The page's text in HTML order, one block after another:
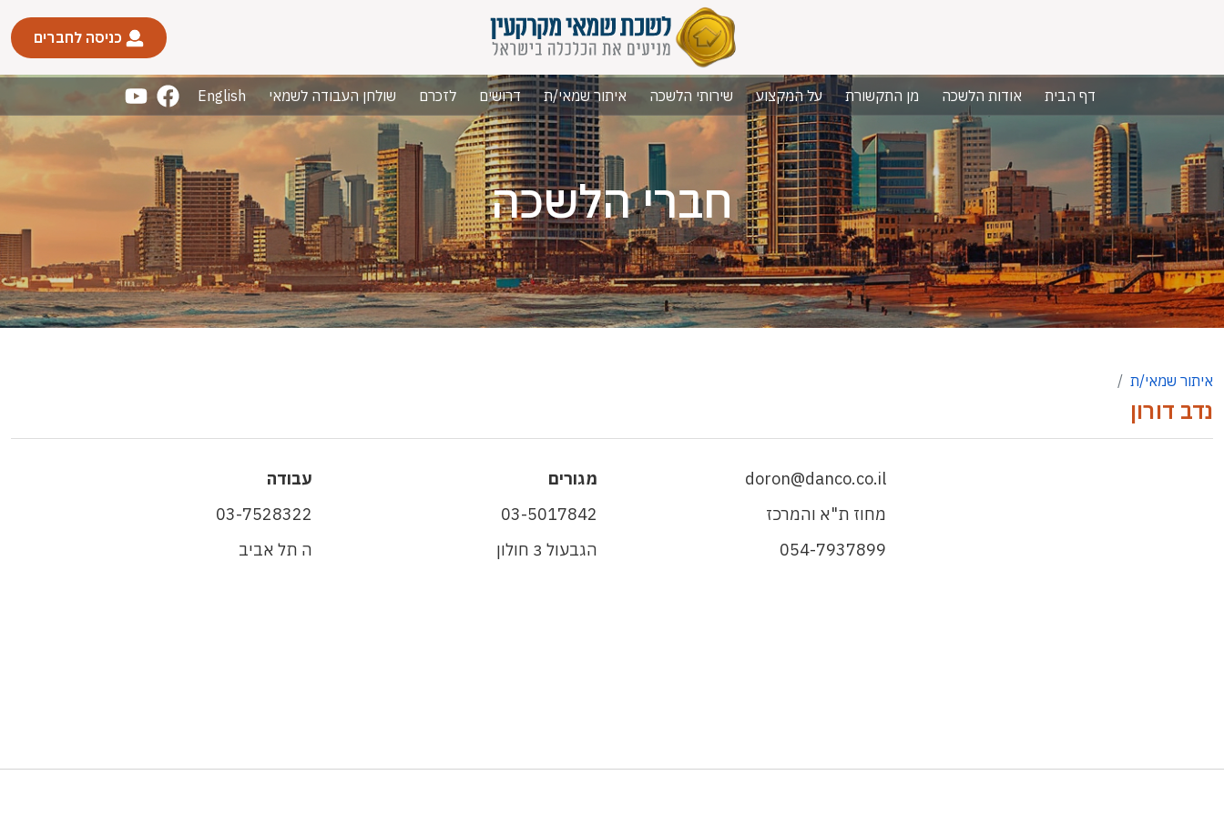
כניסה לחברים
דף הבית אודות הלשכה מן התקשורת על המקצוע שירותי הלשכה איתור שמאי/ת דרושים לזכרם שולחן העבודה לשמאי English
חברי הלשכה
איתור שמאי/ת
נדב דורון
doron@danco.co.il
מחוז ת"א והמרכז
054-7937899
מגורים
03-5017842
הגבעול 3 חולון
עבודה
03-7528322
ה תל אביב